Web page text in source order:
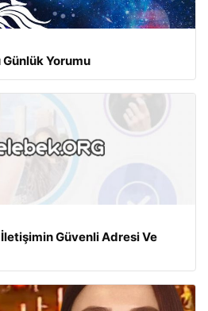
Yorumu
Güvenli Adresi Ve